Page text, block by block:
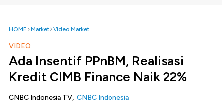
HOME Market Video Market
VIDEO
Ada Insentif PPnBM, Realisasi
Kredit CIMB Finance Naik 22%
CNBC Indonesia TV, CNBC Indonesia